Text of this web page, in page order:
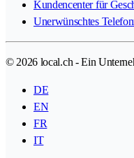
Kundencenter für
Unerwünschtes
© 2026 local.ch - Ein
DE
EN
FR
IT